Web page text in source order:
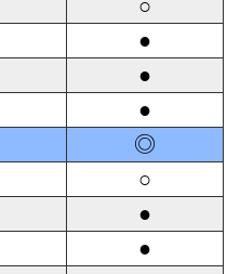
○
●
●
●
◎
○
●
●